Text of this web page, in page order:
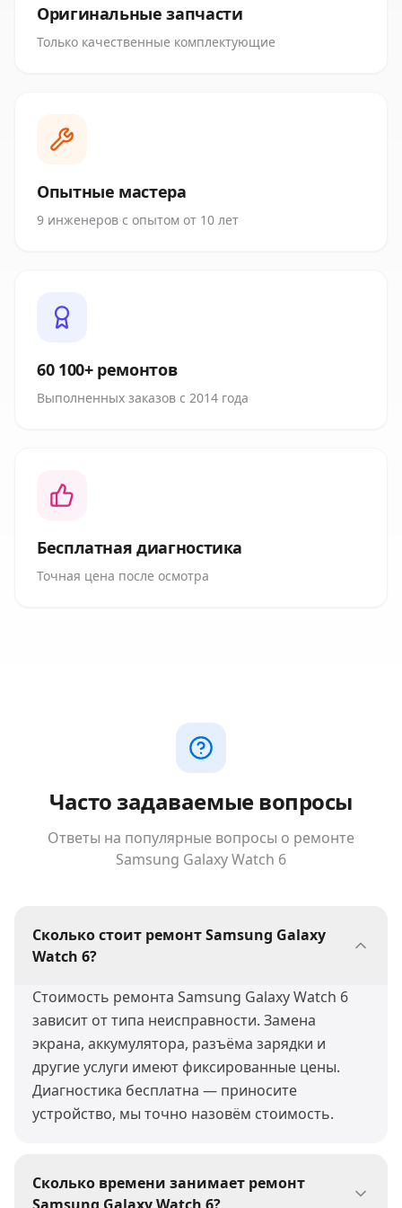
Оригинальные запчасти
Только качественные комплектующие
Опытные мастера
9 инженеров с опытом от 10 лет
60 100+ ремонтов
Выполненных заказов с 2014 года
Бесплатная диагностика
Точная цена после осмотра
Часто задаваемые вопросы
Ответы на популярные вопросы о ремонте
Samsung Galaxy Watch 6
Сколько стоит ремонт Samsung Galaxy
Watch 6?
Стоимость ремонта Samsung Galaxy Watch 6
зависит от типа неисправности. Замена
экрана, аккумулятора, разъёма зарядки и
другие услуги имеют фиксированные цены.
Диагностика бесплатна — приносите
устройство, мы точно назовём стоимость.
Сколько времени занимает ремонт